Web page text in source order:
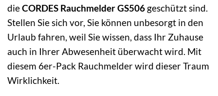
dieCORDES Rauchmelder GS506 geschützt sind.
Stellen Sie sich vor, Sie können unbesorgt in den
Urlaub fahren, weil Sie wissen, dass Ihr Zuhause
auch in Ihrer Abwesenheit überwacht wird. Mit
diesem 6er-Pack Rauchmelder wird dieser Traum
Wirklichkeit.